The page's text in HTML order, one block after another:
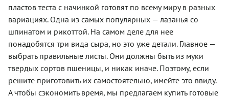
пластов теста с начинкой готовят по всему миру в разных
вариациях. Одна из самых популярных — лазанья со
шпинатом и рикоттой. На самом деле для нее
понадобятся три вида сыра, но это уже детали. Главное —
выбрать правильные листы. Они должны быть из муки
твердых сортов пшеницы, и никак иначе. Поэтому, если
решите приготовить их самостоятельно, имейте это ввиду.
А чтобы сэкономить время, мы предлагаем купить готовые